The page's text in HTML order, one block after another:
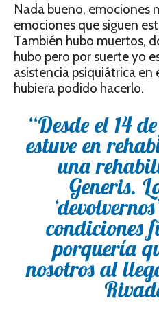
Nada bueno, emociones
emociones que siguen
También hubo muertos,
hubo pero por suerte yo
asistencia psiquiátrica
hubiera podido hacerlo.
“Desde el 14
estuve en
una
Generis.
condiciones
porquería
nosotros al